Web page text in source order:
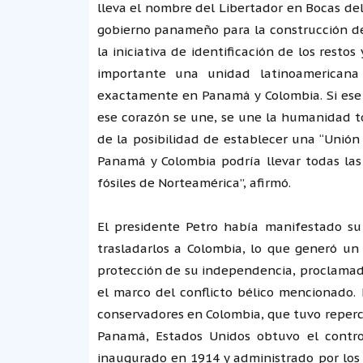
lleva el nombre del Libertador en Bocas
gobierno panameño para la construcción
la iniciativa de identificación de los
importante una unidad
exactamente en Panamá y Colombia. Si
ese corazón se une, se une la humanidad
de la posibilidad de establecer una
Panamá y Colombia podría llevar todas
fósiles de Norteamérica”, afirmó.
El presidente Petro había manifestado
trasladarlos a Colombia, lo que generó
protección de su independencia,
el marco del conflicto bélico
conservadores en Colombia, que tuvo
Panamá, Estados Unidos obtuvo el
inaugurado en 1914 y administrado por